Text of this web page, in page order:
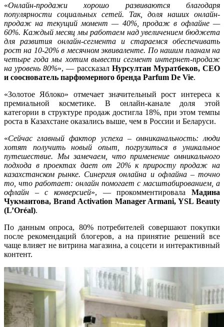
«Онлайн-продажи хорошо развиваются благодаря
популярности социальных сетей. Так, доля наших онлайн-
продаж на текущий момент — 40%, продаж в офлайне —
60%. Каждый месяц мы работаем над увеличением бюджета
для развития онлайн-сегмента и стараемся обеспечивать
рост на 10-20% в месячном эквиваленте. По нашим планам на
четыре года мы хотим вывести сегмент интернет-продаж
на уровень 80%», — рассказал Нурсултан Муратбеков, CEO
и сооснователь парфюмерного бренда Parfum De Vie.
«Золотое Яблоко» отмечает значительный рост интереса к
премиальной косметике. В онлайн-канале доля этой
категории в структуре продаж достигла 18%, при этом темпы
роста в Казахстане оказались выше, чем в России и Беларуси.
«Сейчас главный фактор успеха – омниканальность: люди
хотят получить новый опыт, погрузиться в уникальное
путешествие. Мы замечаем, что применение омникального
подхода в проектах дает от 20% к приросту продаж на
казахстанском рынке. Синергия онлайна и офлайна – точно
то, что работает: онлайн помогает с масштабированием, а
офлайн – с конверсией», — прокомментировала Мадина
Чукмаитова, Brand Activation Manager Armani, YSL Beauty
(L’Oréal).
По данным опроса, 80% потребителей совершают покупки
после рекомендаций блогеров, а на принятие решений все
чаще влияет не витрина магазина, а соцсети и интерактивный
контент.